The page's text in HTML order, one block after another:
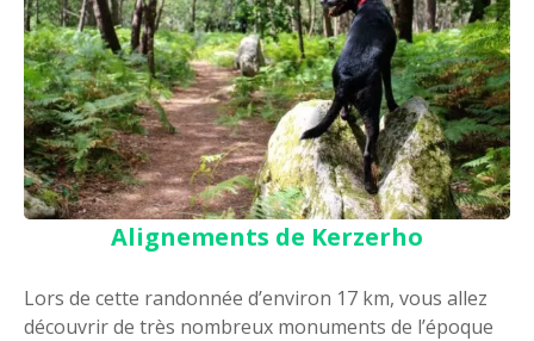
Alignements de Kerzerho
Lors de cette randonnée d’environ 17 km, vous allez
découvrir de très nombreux monuments de l’époque